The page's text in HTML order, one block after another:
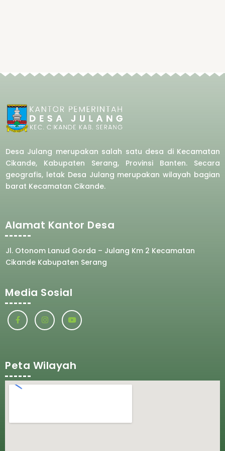
Desa Julang merupakan salah satu desa di Kecamatan
Cikande, Kabupaten Serang, Provinsi Banten. Secara
geografis, letak Desa Julang merupakan wilayah bagian
barat Kecamatan Cikande.
Alamat Kantor Desa
Jl. Otonom Lanud Gorda – Julang Km 2 Kecamatan
Cikande Kabupaten Serang
Media Sosial
Peta Wilayah